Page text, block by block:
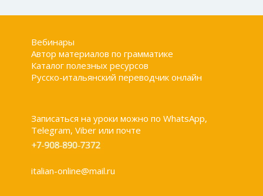
Вебинары
Автор материалов по грамматике
Каталог полезных ресурсов
Русско-итальянский переводчик онлайн
Записаться на уроки можно по WhatsApp,
Telegram, Viber или почте
italian-online@mail.ru